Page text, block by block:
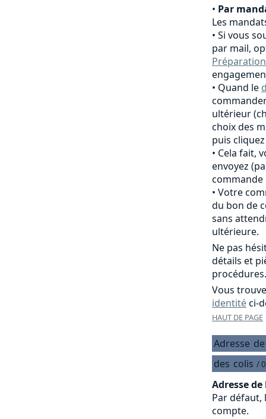
• Par
Les
Si vous
par mail,
Quand le
ultérieur
choix des
puis
Cela fait,
envoyez
commande
Votre
du bon de
sans
ultérieure.
Ne pas
détails et
procédures.
Vous
identitéci-
HAUT DE PAGE
Adresse de
des colis /
Adresse
Par défaut,
compte.